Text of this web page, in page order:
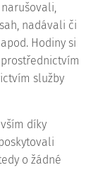
nadávali či
Hodiny si
služby
díky
o žádné